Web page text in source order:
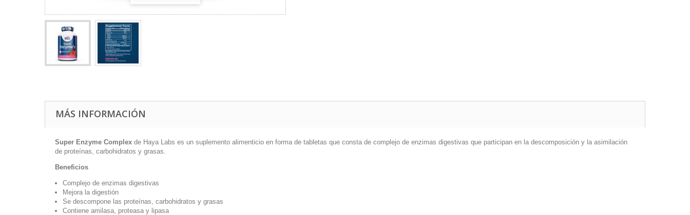
MÁS INFORMACIÓN
Super Enzyme Complex de Haya Labs es un suplemento alimenticio en forma de tabletas que consta de complejo de enzimas digestivas que participan en la descomposición y la asimilación
de proteínas, carbohidratos y grasas.
Beneficios
Complejo de enzimas digestivas
Mejora la digestión
Se descompone las proteínas, carbohidratos y grasas
Contiene amilasa, proteasa y lipasa